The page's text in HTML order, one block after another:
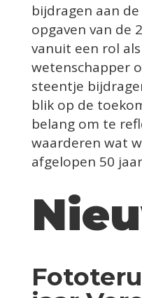
bijdragen aan
opgaven van de
vanuit een rol
wetenschapper
steentje
blik op de
belang om te
waarderen wat
afgelopen 50